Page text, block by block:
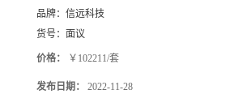
品牌： 信远科技
货号： 面议
价格： ￥102211/套
发布日期： 2022-11-28